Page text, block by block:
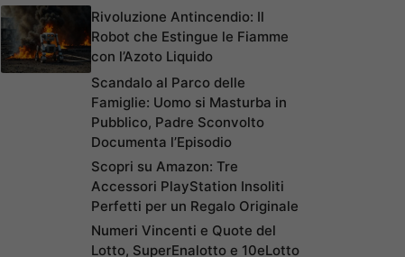
Rivoluzione Antincendio: Il
Robot che Estingue le Fiamme
con l’Azoto Liquido
Scandalo al Parco delle
Famiglie: Uomo si Masturba in
Pubblico, Padre Sconvolto
Documenta l’Episodio
Scopri su Amazon: Tre
Accessori PlayStation Insoliti
Perfetti per un Regalo Originale
Numeri Vincenti e Quote del
Lotto, SuperEnalotto e 10eLotto